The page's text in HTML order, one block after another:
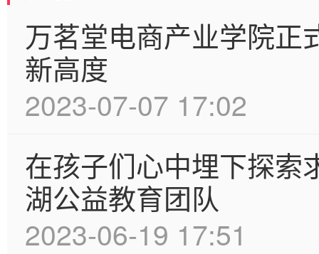
万茗堂电商产业学院正
新高度
2023-07-07 17:02
在孩子们心中埋下探
湖公益教育团队
2023-06-19 17:51